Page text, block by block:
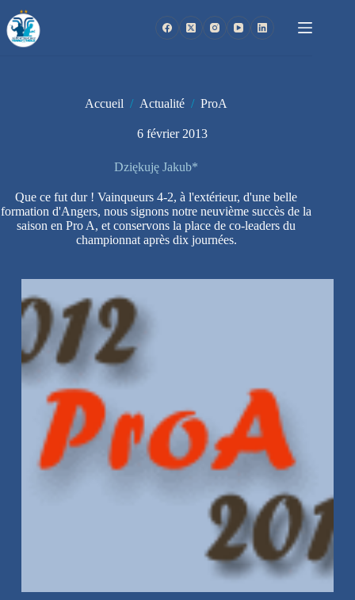
au
contenu
Accueil / Actualité / ProA
6 février 2013
Dziękuję Jakub*
Que ce fut dur ! Vainqueurs 4-2, à l'extérieur, d'une belle
formation d'Angers, nous signons notre neuvième succès de la
saison en Pro A, et conservons la place de co-leaders du
championnat après dix journées.